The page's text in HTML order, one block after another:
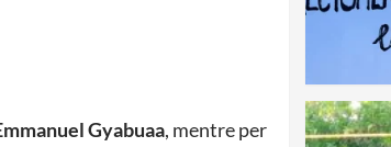
Gyabuaa, mentre per